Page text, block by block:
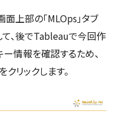
上部の「MLOps」タブ
て、後でTableauで今回作
ー情報を確認するため、
リックします。